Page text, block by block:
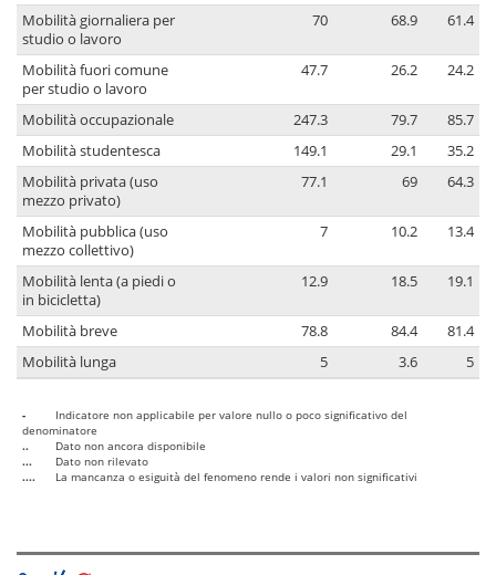
Mobilità giornaliera per
studio o lavoro
70 68.9 61.4
Mobilità fuori comune
per studio o lavoro
47.7 26.2 24.2
Mobilità occupazionale 247.3 79.7
85.7
Mobilità studentesca
149.1 29.1
35.2
Mobilità privata (uso
mezzo privato)
77.1 69 64.3
Mobilità pubblica (uso
mezzo collettivo)
7 10.2 13.4
Mobilità lenta (a piedi o
in bicicletta)
12.9 18.5 19.1
Mobilità breve 78.8 84.4
81.4
Mobilità lunga
5 3.6 5
-
Indicatore non applicabile per valore nullo o poco significativo del
denominatore
..
Dato non ancora disponibile
...
Dato non rilevato
....
La mancanza o esiguità del fenomeno rende i valori non significativi